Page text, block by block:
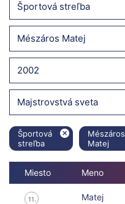
Športová streľba
Mészáros Matej
2002
Majstrovstvá sveta
Športová
streľba
Mészáros
Matej
Miesto Meno
11. Matej